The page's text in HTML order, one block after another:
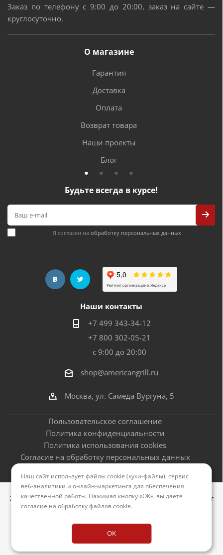
Заказ по телефону с 9:00 до 20:00, заказ на сайте —
круглосуточно.
О магазине
Гарантия
Доставка
Оплата
Возврат товара
Наши проекты
Блог
Будьте всегда в курсе!
Я согласен на обработку персональных данных
Наши контакты
+7 499 343-34-12
+7 800 302-05-21
с 9:00 до 20:00
shop@americangrill.ru
Москва, ул. Самеда Вургуна, 5
Пользовательское соглашение
Политика конфиденциальности
Политика использования cookies
Согласие на обработку персональных данных
2012–2026 © Американские грили - официальный сайт
Наш сайт использует файлы cookie (куки-файлы), сервис
веб-аналитики и онлайн-маркетинга для обеспечения
качественной работы. Нажимая кнопку «ОК», вы даете
согласие на обработку файлов cookie.
OK